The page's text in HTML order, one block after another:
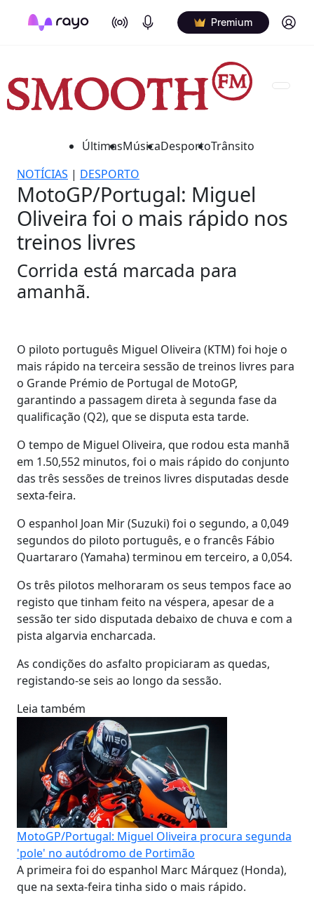
On Air Podcasts Premium Log in
ÚltimasMúsicaDesportoTrânsito
NOTÍCIAS | DESPORTO
MotoGP/Portugal: Miguel
Oliveira foi o mais rápido nos
treinos livres
Corrida está marcada para
amanhã.
O piloto português Miguel Oliveira (KTM) foi hoje o
mais rápido na terceira sessão de treinos livres para
o Grande Prémio de Portugal de MotoGP,
garantindo a passagem direta à segunda fase da
qualificação (Q2), que se disputa esta tarde.
O tempo de Miguel Oliveira, que rodou esta manhã
em 1.50,552 minutos, foi o mais rápido do conjunto
das três sessões de treinos livres disputadas desde
sexta-feira.
O espanhol Joan Mir (Suzuki) foi o segundo, a 0,049
segundos do piloto português, e o francês Fábio
Quartararo (Yamaha) terminou em terceiro, a 0,054.
Os três pilotos melhoraram os seus tempos face ao
registo que tinham feito na véspera, apesar de a
sessão ter sido disputada debaixo de chuva e com a
pista algarvia encharcada.
As condições do asfalto propiciaram as quedas,
registando-se seis ao longo da sessão.
Leia também
MotoGP/Portugal: Miguel Oliveira procura segunda
'pole' no autódromo de Portimão
A primeira foi do espanhol Marc Márquez (Honda),
que na sexta-feira tinha sido o mais rápido.